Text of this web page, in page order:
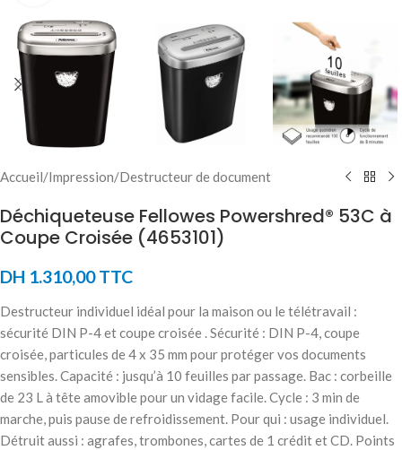
Accueil/Impression/Destructeur de document
Déchiqueteuse Fellowes Powershred® 53C à
Coupe Croisée (4653101)
DH 1.310,00TTC
Destructeur individuel idéal pour la maison ou le télétravail :
sécurité DIN P-4 et coupe croisée . Sécurité : DIN P-4, coupe
croisée, particules de 4 x 35 mm pour protéger vos documents
sensibles. Capacité : jusqu’à 10 feuilles par passage. Bac : corbeille
de 23 L à tête amovible pour un vidage facile. Cycle : 3 min de
marche, puis pause de refroidissement. Pour qui : usage individuel.
Détruit aussi : agrafes, trombones, cartes de 1 crédit et CD. Points